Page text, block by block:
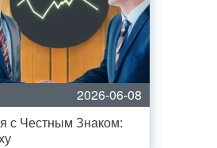
2026-06-08
с Честным Знаком: